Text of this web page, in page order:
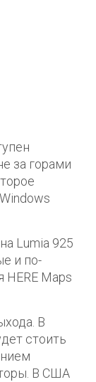
за горами
Lumia 925
и по-
Maps
В
стоить
В США